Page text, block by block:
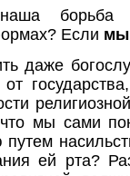
Если мы
даже
мы сами
ей рта?